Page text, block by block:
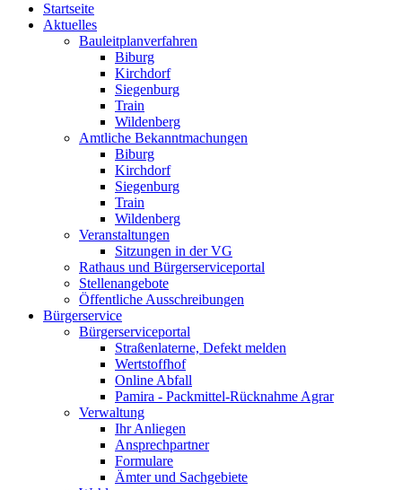
Startseite
Aktuelles
Bauleitplanverfahren
Biburg
Kirchdorf
Siegenburg
Train
Wildenberg
Amtliche Bekanntmachungen
Biburg
Kirchdorf
Siegenburg
Train
Wildenberg
Veranstaltungen
Sitzungen in der VG
Rathaus und Bürgerserviceportal
Stellenangebote
Öffentliche Ausschreibungen
Bürgerservice
Bürgerserviceportal
Straßenlaterne, Defekt melden
Wertstoffhof
Online Abfall
Pamira - Packmittel-Rücknahme Agrar
Verwaltung
Ihr Anliegen
Ansprechpartner
Formulare
Ämter und Sachgebiete